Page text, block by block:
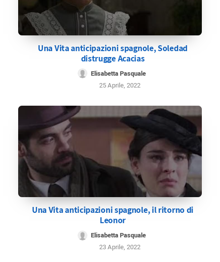
Una Vita anticipazioni spagnole, Soledad
distrugge Acacias
Elisabetta Pasquale
25 Aprile, 2022
Una Vita anticipazioni spagnole, il ritorno di
Leonor
Elisabetta Pasquale
23 Aprile, 2022